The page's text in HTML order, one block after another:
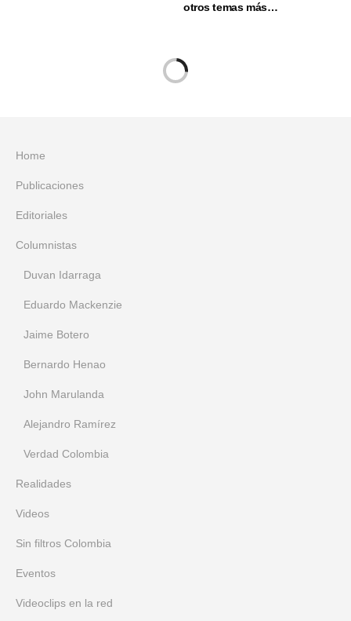
otros temas más…
Home
Publicaciones
Editoriales
Columnistas
Duvan Idarraga
Eduardo Mackenzie
Jaime Botero
Bernardo Henao
John Marulanda
Alejandro Ramírez
Verdad Colombia
Realidades
Videos
Sin filtros Colombia
Eventos
Videoclips en la red